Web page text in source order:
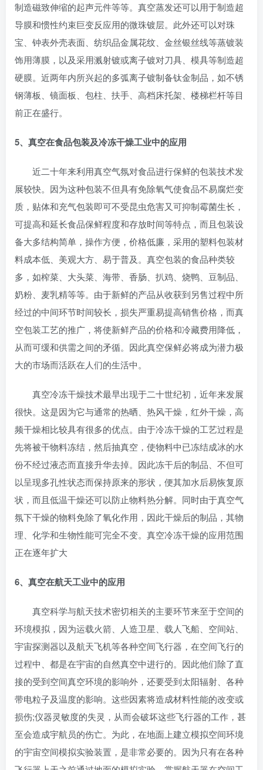
制造磁致伸缩的起声元件等等。真空蒸发还可以用于制造超
导膜和惯性约束巨变反应用的微珠镀层。此外还可以对珠
宝、钟表外壳表面、纺织品金属花纹、金丝银丝线等蒸镀装
饰用薄膜，以及采用溅射镀或离子镀对刀具、模具等制造超
硬膜。近两年内所兴起的多弧离子镀制备钛金制品，如不锈
钢薄板、镜面板、包柱、扶手、高档床托架、楼梯栏杆等目
前正在盛行。
5、真空在食品包装及冷冻干燥工业中的应用
近二十年来利用真空气氛对食品进行保鲜的包装技术发
展较快。因为这种包装不但具有免除氧气使食品不易腐烂变
质，贴体和充气包装即可不受昆虫危害又可抑制霉菌生长，
可提高和延长食品保鲜程度和存放时间等特点，而且包装设
备大多结构简单，操作方便，价格低廉，采用的塑料包装材
料成本低、美观大方、易于普及。真空包装的食品种类较
多，如榨菜、大头菜、海带、香肠、扒鸡、烧鸭、豆制品、
奶粉、麦乳精等等。由于新鲜的产品从收获到另售过程中所
经过的中间环节时间较长，损失严重易提高销售价格，而真
空包装工艺的推广，将使新鲜产品的价格和冷藏费用降低，
从而可缓和供需之间的矛循。因此真空保鲜必将成为潜力极
大的市场而活跃在人们的生活中。
真空冷冻干燥技术最早出现于二十世纪初，近年来发展
很快。这是因为它与通常的热晒、热风干燥，红外干燥，高
频干燥相比较具有很多的优点。由于冷冻干燥的工艺过程是
先将被干物料冻结，然后抽真空，使物料中已冻结成冰的水
份不经过液态而直接升华去掉。因此冻干后的制品、不但可
以呈现多孔性状态而保持原来的形状，便其加水后易恢复原
状，而且低温干燥还可以防止物料热分解。同时由于真空气
氛下干燥的物料免除了氧化作用，因此干燥后的制品，其物
理、化学和生物性能可完全不变。真空冷冻干燥的应用范围
正在逐年扩大
6、真空在航天工业中的应用
真空科学与航天技术密切相关的主要环节来至于空间的
环境模拟，因为运载火箭、人造卫星、载人飞船、空间站、
宇宙探测器以及航天飞机等各种空间飞行器，在空间飞行的
过程中、都是在宇宙的自然真空中进行的。因此他们除了直
接的受到空间真空环境的影响外，还要受到太阳辐射、各种
带电粒子及温度的影响。这些因素将造成材料性能的改变或
损伤;仪器灵敏度的失灵，从而会破坏这些飞行器的工作，甚
至会造成宇航员的伤亡。为此，在地面上建立模拟空间环境
的宇宙空间模拟实验装置，是非常必要的。因为只有在各种